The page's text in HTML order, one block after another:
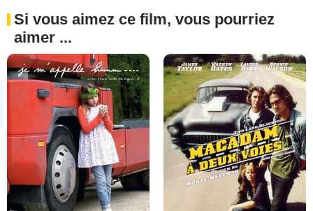
Si vous aimez ce film, vous pourriez
aimer ...